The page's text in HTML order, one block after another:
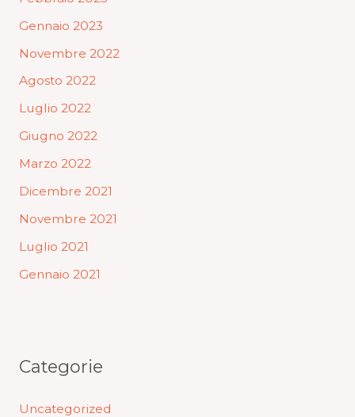
Gennaio 2023
Novembre 2022
Agosto 2022
Luglio 2022
Giugno 2022
Marzo 2022
Dicembre 2021
Novembre 2021
Luglio 2021
Gennaio 2021
Categorie
Uncategorized